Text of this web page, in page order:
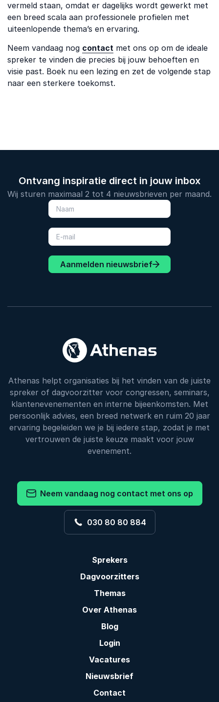
vermeld staan, omdat er dagelijks wordt gewerkt met
een breed scala aan professionele profielen met
uiteenlopende thema’s en ervaring.
Neem vandaag nog contact met ons op om de ideale
spreker te vinden die precies bij jouw behoeften en
visie past. Boek nu een lezing en zet de volgende stap
naar een sterkere toekomst.
Ontvang inspiratie direct in jouw inbox
Wij sturen maximaal 2 tot 4 nieuwsbrieven per maand.
Aanmelden nieuwsbrief
Athenas helpt organisaties bij het vinden van de juiste
spreker of dagvoorzitter voor congressen, seminars,
klantenevenementen en interne bijeenkomsten. Met
persoonlijk advies, een breed netwerk en ruim 20 jaar
ervaring begeleiden we je bij iedere stap, zodat je met
vertrouwen de juiste keuze maakt voor jouw
evenement.
Neem vandaag nog contact met ons op
030 80 80 884
Sprekers
Dagvoorzitters
Themas
Over Athenas
Blog
Login
Vacatures
Nieuwsbrief
Contact